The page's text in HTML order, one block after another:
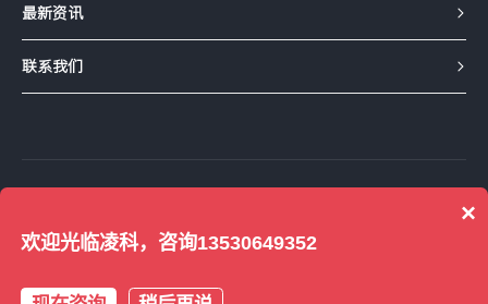
最新资讯
联系我们
凌科天猫旗舰店
凌科淘宝企业店
粤ICP备13057860号
×
欢迎光临凌科，咨询13530649352